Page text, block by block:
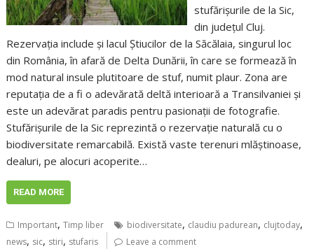
stufărișurile de la Sic,
din județul Cluj.
Rezervația include și lacul Știucilor de la Săcălaia, singurul loc
din România, în afară de Delta Dunării, în care se formează în
mod natural insule plutitoare de stuf, numit plaur. Zona are
reputația de a fi o adevărată deltă interioară a Transilvaniei și
este un adevărat paradis pentru pasionații de fotografie.
Stufărișurile de la Sic reprezintă o rezervație naturală cu o
biodiversitate remarcabilă. Există vaste terenuri mlăștinoase,
dealuri, pe alocuri acoperite…
READ MORE
Important,Timp liber biodiversitate, claudiu padurean, clujtoday,
news, sic, stiri, stufaris Leave a comment